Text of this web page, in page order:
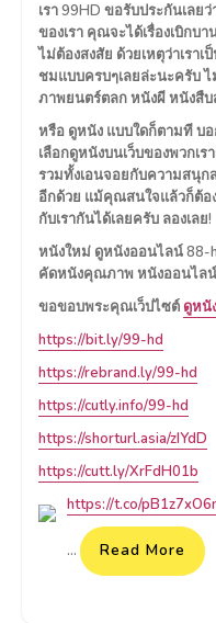
เรา 99HD ขอรับประกันเล
ของเรา คุณจะได้เรื่องเบิกบ
ไม่ต้องสงสัย ด้วยเหตุว่าเรา
ชมแบบครบๆเลยล่ะนะครับ
ภาพยนตร์ตลก หนังผี หนังสื
หรือ ดูหนัง แบบใดก็ตามที บ
เลือกดูหนังบนเว็บของพวกเ
รวมทั้งเอนจอยกับความสนุก
อีกด้วย แม้คุณสนใจแล้วก็ต้อ
กับเรากันได้เลยครับ ลองเลย!
หนังใหม่ ดูหนังออนไลน์ 88-
คัดหนังคุณภาพ หนังออนไลน์
ขอขอบพระคุณเว็ปไซต์ ดูหนั
https://bit.ly/99-hd
https://rebrand.ly/99-hd
https://cutly.info/99-hd
https://shorturl.asia/zIYdD
https://cutt.ly/XrFdH01b
https://t.co/
… Read More